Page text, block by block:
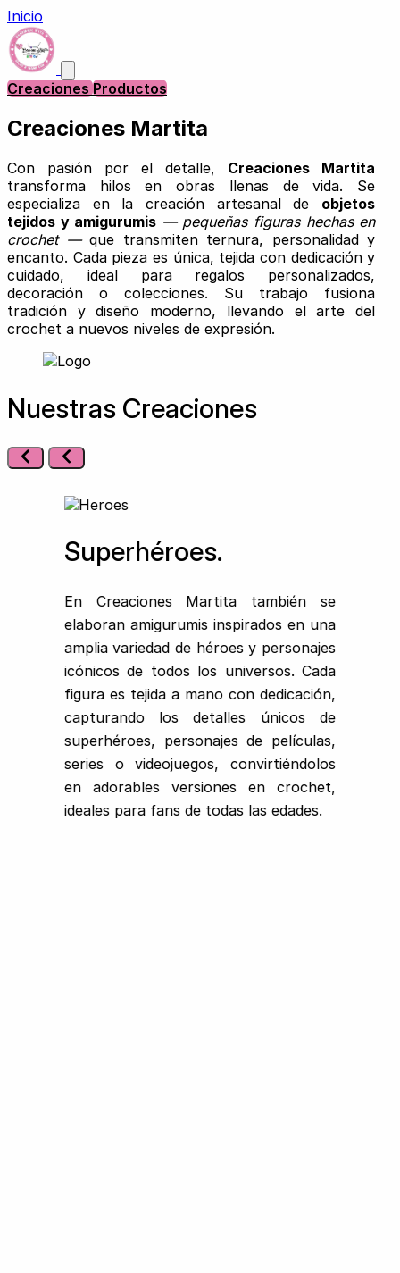
Inicio
CreacionesProductos
Creaciones Martita
Con pasión por el detalle, Creaciones Martita
transforma hilos en obras llenas de vida. Se
especializa en la creación artesanal de objetos
tejidos y amigurumis — pequeñas figuras hechas en
crochet —que transmiten ternura, personalidad y
encanto. Cada pieza es única, tejida con dedicación y
cuidado, ideal para regalos personalizados,
decoración o colecciones. Su trabajo fusiona
tradición y diseño moderno, llevando el arte del
crochet a nuevos niveles de expresión.
Nuestras Creaciones
Superhéroes.
En Creaciones Martita también se
elaboran amigurumis inspirados en una
amplia variedad de héroes y personajes
icónicos de todos los universos. Cada
figura es tejida a mano con dedicación,
capturando los detalles únicos de
superhéroes, personajes de películas,
series o videojuegos, convirtiéndolos
en adorables versiones en crochet,
ideales para fans de todas las edades.